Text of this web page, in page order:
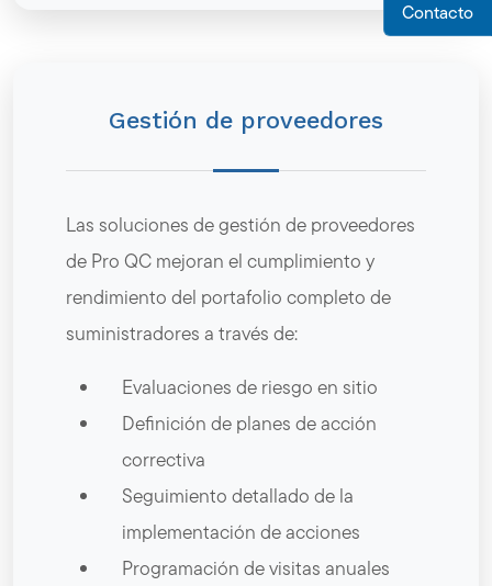
Gestión de proveedores
Las soluciones de gestión de proveedores
de Pro QC mejoran el cumplimiento y
rendimiento del portafolio completo de
suministradores a través de:
Evaluaciones de riesgo en sitio
Definición de planes de acción
correctiva
Seguimiento detallado de la
implementación de acciones
Programación de visitas anuales
Contacto